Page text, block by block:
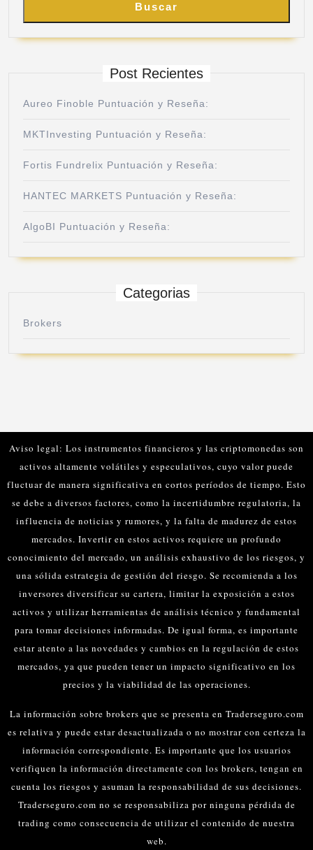
Buscar
Post Recientes
Aureo Finoble Puntuación y Reseña:
MKTInvesting Puntuación y Reseña:
Fortis Fundrelix Puntuación y Reseña:
HANTEC MARKETS Puntuación y Reseña:
AlgoBI Puntuación y Reseña:
Categorias
Brokers
Aviso legal: Los instrumentos financieros y las criptomonedas son
activos altamente volátiles y especulativos, cuyo valor puede
fluctuar de manera significativa en cortos períodos de tiempo. Esto
se debe a diversos factores, como la incertidumbre regulatoria, la
influencia de noticias y rumores, y la falta de madurez de estos
mercados. Invertir en estos activos requiere un profundo
conocimiento del mercado, un análisis exhaustivo de los riesgos, y
una sólida estrategia de gestión del riesgo. Se recomienda a los
inversores diversificar su cartera, limitar la exposición a estos
activos y utilizar herramientas de análisis técnico y fundamental
para tomar decisiones informadas. De igual forma, es importante
estar atento a las novedades y cambios en la regulación de estos
mercados, ya que pueden tener un impacto significativo en los
precios y la viabilidad de las operaciones.
La información sobre brokers que se presenta en Traderseguro.com
es relativa y puede estar desactualizada o no mostrar con certeza la
información correspondiente. Es importante que los usuarios
verifiquen la información directamente con los brokers, tengan en
cuenta los riesgos y asuman la responsabilidad de sus decisiones.
Traderseguro.com no se responsabiliza por ninguna pérdida de
trading como consecuencia de utilizar el contenido de nuestra
web.